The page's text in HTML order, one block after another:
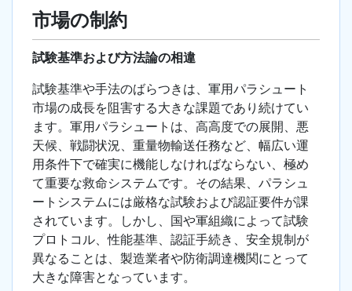
市場の制約
試験基準および方法論の相違
試験基準や手法のばらつきは、軍用パラシュート
市場の成長を阻害する大きな課題であり続けてい
ます。軍用パラシュートは、高高度での展開、悪
天候、戦闘状況、重量物輸送任務など、幅広い運
用条件下で確実に機能しなければならない、極め
て重要な救命システムです。その結果、パラシュ
ートシステムには厳格な試験および認証要件が課
されています。しかし、国や軍組織によって試験
プロトコル、性能基準、認証手続き、安全規制が
異なることは、製造業者や防衛調達機関にとって
大きな障害となっています。